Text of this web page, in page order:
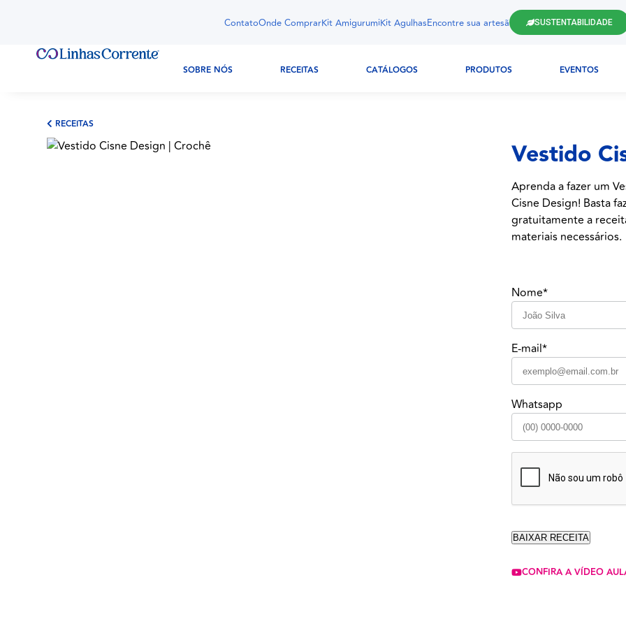
ContatoOnde ComprarKit AmigurumiKit AgulhasEncontre sua artesã SUSTENTABILIDADE
SOBRE NÓS RECEITAS CATÁLOGOS PRODUTOS EVENTOS
RECEITAS
Vestido
Aprenda a fazer um
Cisne Design! Basta
gratuitamente a
materiais necessários.
Nome*
E-mail*
Whatsapp
CONFIRA A VÍDEO